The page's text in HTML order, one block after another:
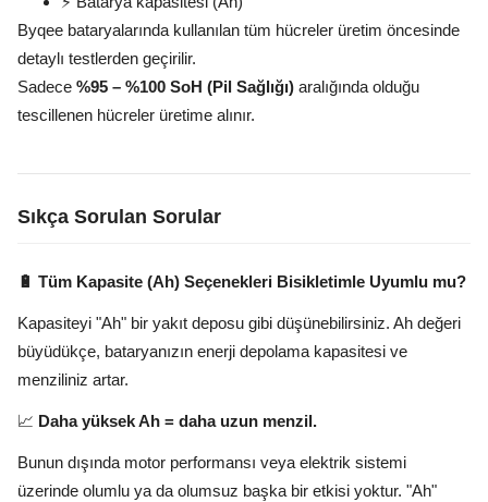
Byqee bataryalarında kullanılan tüm hücreler üretim öncesinde
detaylı testlerden geçirilir.
Sadece %95 – %100 SoH (Pil Sağlığı) aralığında olduğu
tescillenen hücreler üretime alınır.
Sıkça Sorulan Sorular
🔋 Tüm Kapasite (Ah) Seçenekleri Bisikletimle Uyumlu mu?
Kapasiteyi "Ah" bir yakıt deposu gibi düşünebilirsiniz. Ah değeri
büyüdükçe, bataryanızın enerji depolama kapasitesi ve
menziliniz artar.
📈 Daha yüksek Ah = daha uzun menzil.
Bunun dışında motor performansı veya elektrik sistemi
üzerinde olumlu ya da olumsuz başka bir etkisi yoktur. "Ah"